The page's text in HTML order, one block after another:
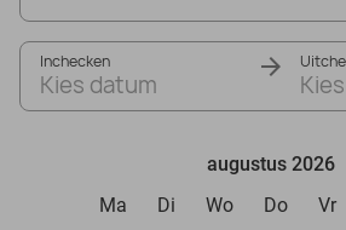
Inchecken
Kies datum
augustus 2026
Ma
Di Wo Do Vr